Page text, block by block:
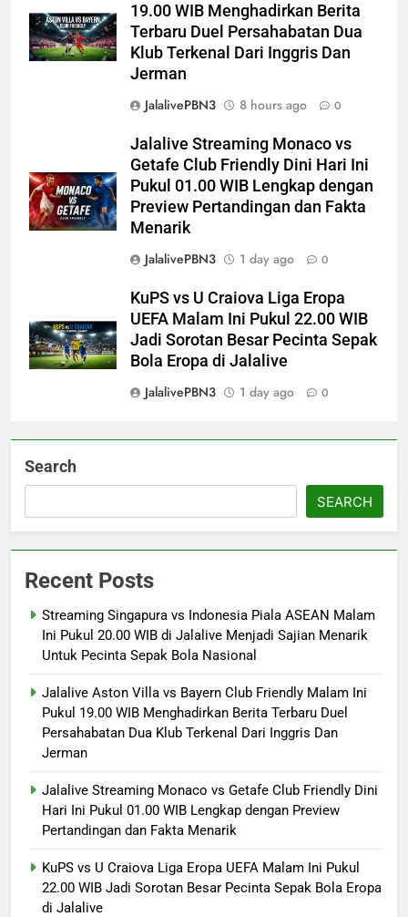
19.00 WIB Menghadirkan Berita
Terbaru Duel Persahabatan Dua
Klub Terkenal Dari Inggris Dan
Jerman
JalalivePBN3
8 hours ago 0
Jalalive Streaming Monaco vs
Getafe Club Friendly Dini Hari Ini
Pukul 01.00 WIB Lengkap dengan
Preview Pertandingan dan Fakta
Menarik
JalalivePBN3
1 day ago 0
KuPS vs U Craiova Liga Eropa
UEFA Malam Ini Pukul 22.00 WIB
Jadi Sorotan Besar Pecinta Sepak
Bola Eropa di Jalalive
JalalivePBN3
1 day ago 0
Search
SEARCH
Recent Posts
Streaming Singapura vs Indonesia Piala ASEAN Malam
Ini Pukul 20.00 WIB di Jalalive Menjadi Sajian Menarik
Untuk Pecinta Sepak Bola Nasional
Jalalive Aston Villa vs Bayern Club Friendly Malam Ini
Pukul 19.00 WIB Menghadirkan Berita Terbaru Duel
Persahabatan Dua Klub Terkenal Dari Inggris Dan
Jerman
Jalalive Streaming Monaco vs Getafe Club Friendly Dini
Hari Ini Pukul 01.00 WIB Lengkap dengan Preview
Pertandingan dan Fakta Menarik
KuPS vs U Craiova Liga Eropa UEFA Malam Ini Pukul
22.00 WIB Jadi Sorotan Besar Pecinta Sepak Bola Eropa
di Jalalive